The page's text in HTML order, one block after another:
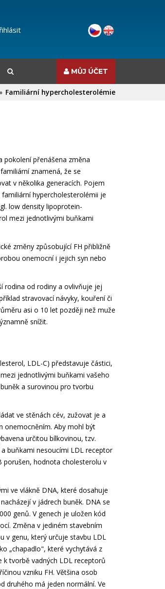
MŮJ ÚČET
Familiární hypercholesterolémie
pokolení přenášena změna
znamená, že se
v několika generacích. Pojem
hypercholesterolémii je
low density lipoprotein-
mezi jednotlivými buňkami
změny způsobující FH přibližně
onemocní i jejich syn nebo
rodina od rodiny a ovlivňuje jej
stravovací návyky, kouření či
asi o 10 let později než muže
snížit.
LDL-C) představuje částici,
jednotlivými buňkami vašeho
a surovinou pro tvorbu
ve stěnách cév, zužovat je a
onemocněním. Aby mohl být
určitou bílkovinou, tzv.
buňkami nesoucími LDL receptor
porušen, hodnota cholesterolu v
ve vlákně DNA, které dosahuje
v jádrech buněk. DNA se
genů. V genech je uložen kód
Změna v jediném stavebním
v genu, který určuje stavbu LDL
„chapadlo", které vychytává z
k tvorbě vadných LDL receptorů
vzniku FH. Většina osob
druhého má jeden normální. Ve